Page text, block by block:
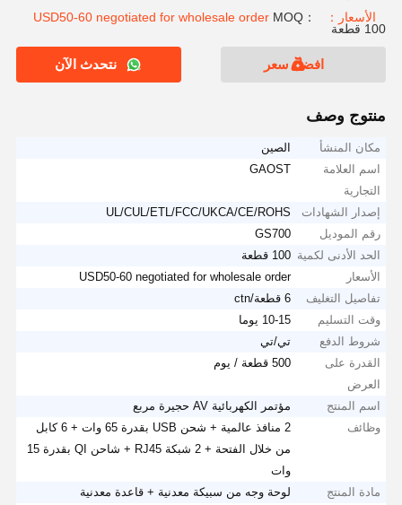
الأسعار：USD50-60 negotiated for wholesale order
MOQ：
100 قطعة
افضل سعر نتحدث الآن
منتوج وصف
مكان المنشأ
الصين
اسم العلامة
التجارية
GAOST
إصدار الشهادات
UL/CUL/ETL/FCC/UKCA/CE/ROHS
رقم الموديل
GS700
الحد الأدنى لكمية 100 قطعة
الأسعار
USD50-60 negotiated for wholesale order
تفاصيل التغليف
6 قطعة/ctn
وقت التسليم
10-15 يوما
شروط الدفع
تي/تي
القدرة على
العرض
500 قطعة / يوم
اسم المنتج
مؤتمر الكهربائية AV حجيرة مربع
وظائف
2 منافذ عالمية + شحن USB بقدرة 65 وات + 6 كابل
من خلال الفتحة + 2 شبكة RJ45 + شاحن QI بقدرة 15
وات
مادة المنتج
لوحة وجه من سبيكة معدنية + قاعدة معدنية